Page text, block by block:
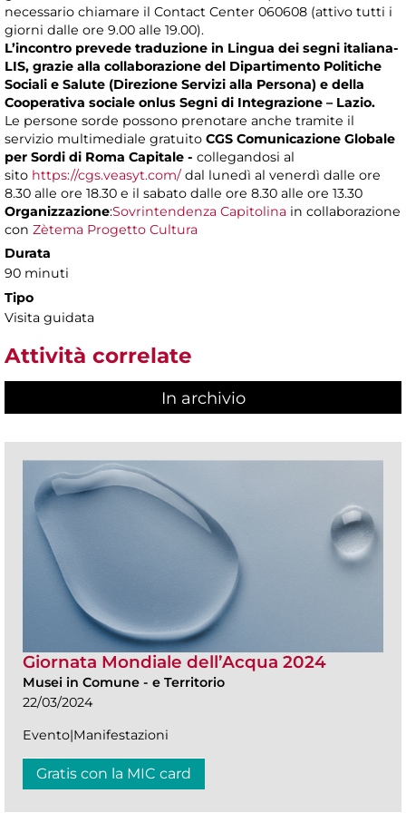
necessario chiamare il Contact Center 060608 (attivo tutti i
giorni dalle ore 9.00 alle 19.00).
L’incontro prevede traduzione in Lingua dei segni italiana-
LIS, grazie alla collaborazione del Dipartimento Politiche
Sociali e Salute (Direzione Servizi alla Persona) e della
Cooperativa sociale onlus Segni di Integrazione – Lazio.
Le persone sorde possono prenotare anche tramite il
servizio multimediale gratuito CGS Comunicazione Globale
per Sordi di Roma Capitale - collegandosi al
sito https://cgs.veasyt.com/dal lunedì al venerdì dalle ore
8.30 alle ore 18.30 e il sabato dalle ore 8.30 alle ore 13.30
Organizzazione:Sovrintendenza Capitolina in collaborazione
con Zètema Progetto Cultura
Durata
90 minuti
Tipo
Visita guidata
Attività correlate
In archivio
Giornata Mondiale dell’Acqua 2024
Musei in Comune - e Territorio
22/03/2024
Evento|Manifestazioni
Gratis con la MIC card